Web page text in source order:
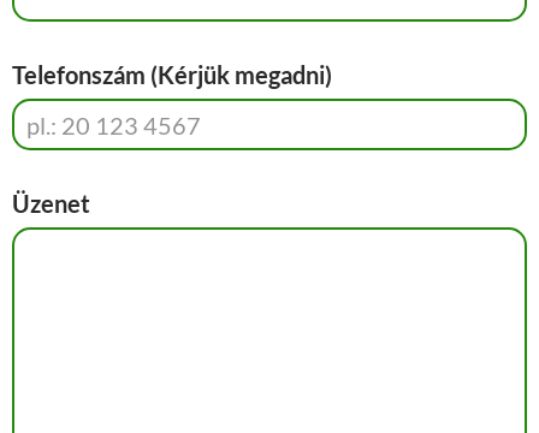
Telefonszám (Kérjük megadni)
Üzenet